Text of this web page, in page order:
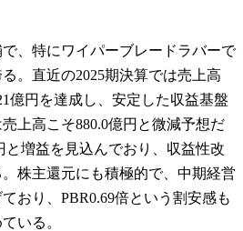
、特にワイパーブレードラバーで
。直近の2025期決算では売上高
億円を達成し、安定した収益基盤
上高こそ880.0億円と微減予想だ
と増益を見込んでおり、収益性改
株主還元にも積極的で、中期経営
おり、PBR0.69倍という割安感も
いる。